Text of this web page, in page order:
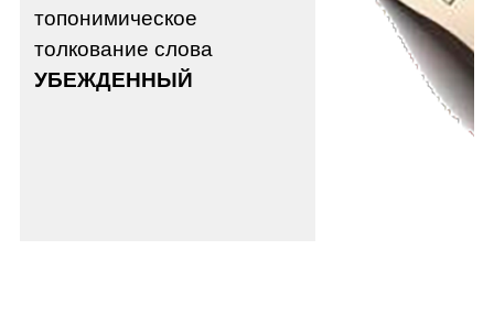
топонимическое
толкование слова
УБЕЖДЕННЫЙ